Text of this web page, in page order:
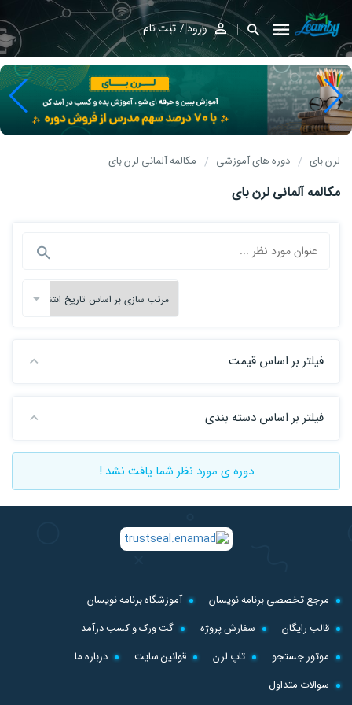
ورود ثبت نام
لرن بای دوره های آموزشی مکالمه آلمانی لرن بای
مکالمه آلمانی لرن بای
فیلتر بر اساس قیمت
فیلتر بر اساس دسته بندی
دوره ی مورد نظر شما یافت نشد !
مرجع تخصصی برنامه نویسان
آموزشگاه برنامه نویسان
قالب رایگان
سفارش پروژه
گت ورک و کسب درآمد
موتور جستجو
تاپ لرن قوانین سایت
درباره ما
سوالات متداول